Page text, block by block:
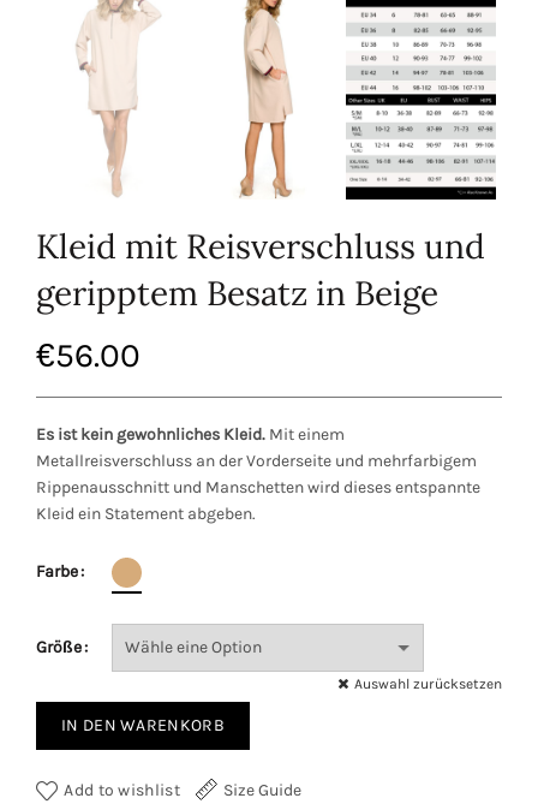
Kleid mit Reisverschluss und
geripptem Besatz in Beige
€56.00
Es ist kein gewohnliches Kleid. Mit einem
Metallreisverschluss an der Vorderseite und mehrfarbigem
Rippenausschnitt und Manschetten wird dieses entspannte
Kleid ein Statement abgeben.
Farbe
Größe
Auswahl zurücksetzen
IN DEN WARENKORB
Add to wishlist Size Guide